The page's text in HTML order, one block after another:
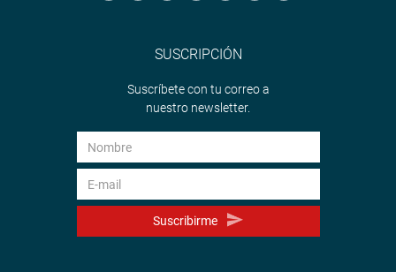
SUSCRIPCIÓN
Suscríbete con tu correo a
nuestro newsletter.
Suscribirme